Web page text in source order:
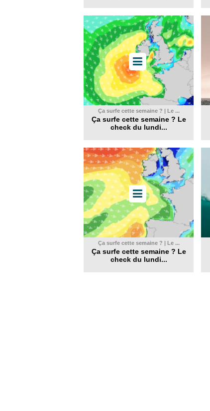
Ça surfe cette semaine ? | Le ...
Ça surfe cette semaine ? Le
check du lundi...
Ça surfe cette semaine ? | Le ...
Ça surfe cette semaine ? Le
check du lundi...